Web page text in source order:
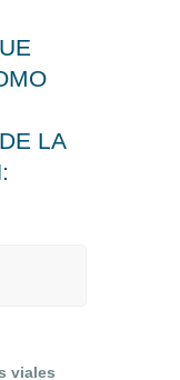
LA
viales